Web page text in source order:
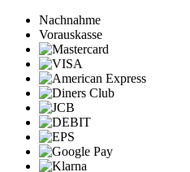
Nachnahme
Vorauskasse